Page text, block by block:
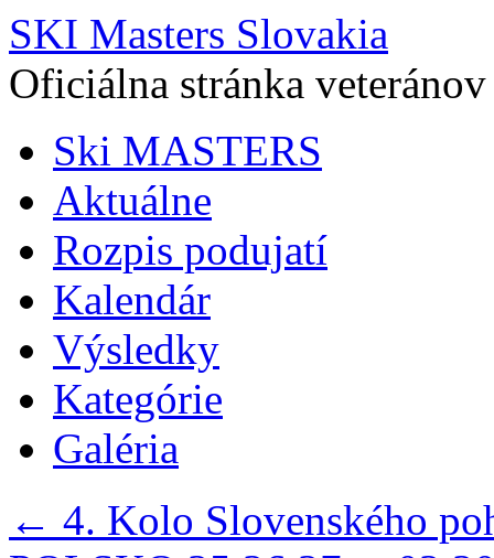
SKI Masters Slovakia
Oficiálna stránka
Ski MASTERS
Aktuálne
Rozpis podujatí
Kalendár
Výsledky
Kategórie
Galéria
← 4. Kolo Slovenského